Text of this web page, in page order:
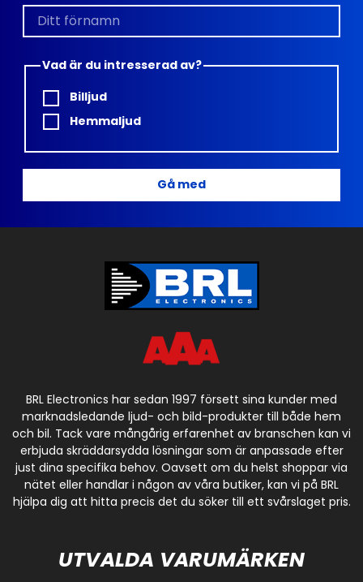
Vad är du intresserad av?
Billjud
Hemmaljud
Gå med
BRL Electronics har sedan 1997 försett sina kunder med
marknadsledande ljud- och bild-produkter till både hem
och bil. Tack vare mångårig erfarenhet av branschen kan vi
erbjuda skräddarsydda lösningar som är anpassade efter
just dina specifika behov. Oavsett om du helst shoppar via
nätet eller handlar i någon av våra butiker, kan vi på BRL
hjälpa dig att hitta precis det du söker till ett svårslaget pris.
UTVALDA VARUMÄRKEN